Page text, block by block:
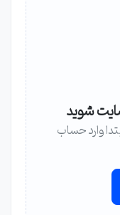
شوید
وارد حساب